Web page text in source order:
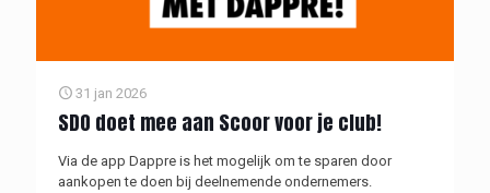
31 jan 2026
SDO doet mee aan Scoor voor je club!
Via de app Dappre is het mogelijk om te sparen door
aankopen te doen bij deelnemende ondernemers.